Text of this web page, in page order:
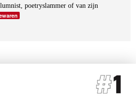
poetryslammer of van zijn